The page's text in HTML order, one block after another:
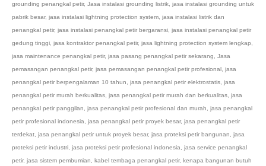
grounding penangkal petir, Jasa instalasi grounding listrik, jasa instalasi grounding untuk
pabrik besar, jasa instalasi lightning protection system, jasa instalasi listrik dan
penangkal petir, jasa instalasi penangkal petir bergaransi, jasa instalasi penangkal petir
gedung tinggi, jasa kontraktor penangkal petir, jasa lightning protection system lengkap,
jasa maintenance penangkal petir, jasa pasang penangkal petir sekarang, Jasa
pemasangan penangkal petir, jasa pemasangan penangkal petir profesional, jasa
penangkal petir berpengalaman 10 tahun, jasa penangkal petir elektrostatis, jasa
penangkal petir murah berkualitas, jasa penangkal petir murah dan berkualitas, jasa
penangkal petir panggilan, jasa penangkal petir profesional dan murah, jasa penangkal
petir profesional indonesia, jasa penangkal petir proyek besar, jasa penangkal petir
terdekat, jasa penangkal petir untuk proyek besar, jasa proteksi petir bangunan, jasa
proteksi petir industri, jasa proteksi petir profesional indonesia, jasa service penangkal
petir, jasa sistem pembumian, kabel tembaga penangkal petir, kenapa bangunan butuh